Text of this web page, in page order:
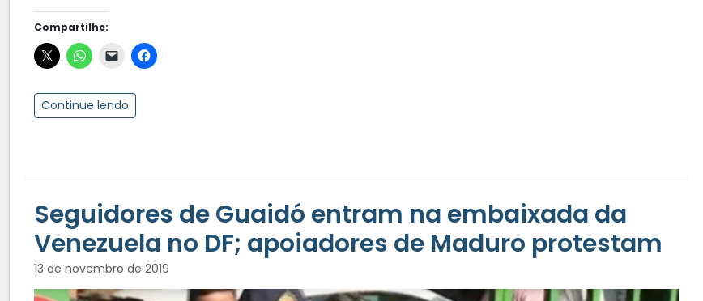
Compartilhe:
Continue lendo
Seguidores de Guaidó entram na embaixada da
Venezuela no DF; apoiadores de Maduro protestam
13 de novembro de 2019